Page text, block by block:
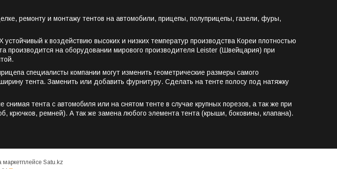
ремонту и монтажу тентов на автомобили, прицепы, полуприцепы, газели, фуры,
к воздействию высоких и низких температур производства Кореи плотностью
производится на оборудовании мирового производителя Leister (Швейцария) при
специалисты компании могут изменить геометрические размеры самого
тента. Заменить или добавить фурнитуру. Сделать на тенте полосу под натяжку
тента с автомобиля или на снятом тенте в случае крупных порезов, а так же при
крючков, ремней). А так же замена любого элемента тента (крыши, боковины, клапана).
маркетплейсе Satu.kz